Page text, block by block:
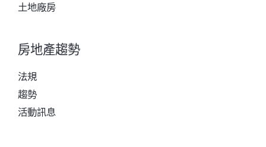
土地廠房
房地產趨勢
法規
趨勢
活動訊息